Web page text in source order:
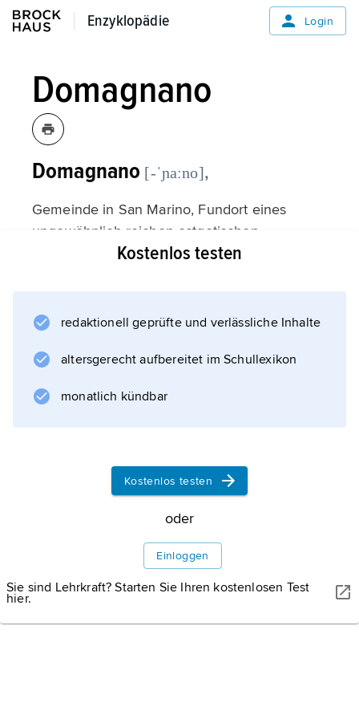
Enzyklopädie
Enzyklopädie Login
Domagnano
Domagnano [-ˈɲaːno],
Gemeinde in San Marino, Fundort eines
ungewöhnlich reichen ostgotischen
Frauengrabes (entdeckt 1893). Der
einer Dame des hohen ostgotischen Adels
Theoderichs des Großen
Informationen zum Artikel
Kostenlos testen
redaktionell geprüfte und verlässliche Inhalte
altersgerecht aufbereitet im Schullexikon
monatlich kündbar
Kostenlos testen
oder
Einloggen
Sie sind Lehrkraft? Starten Sie Ihren kostenlosen Test
hier.